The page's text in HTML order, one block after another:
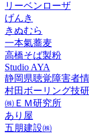
リーベンローザ
げんき
きぬむら
一本氣蕎麦
高橋そば製粉
Studio AYA
静岡県聴覚障害者
村田ボーリング技
㈱ＥＭ研究所
あり屋
五朋建設㈱